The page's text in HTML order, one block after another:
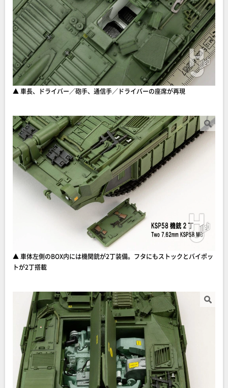
▲ 車長、ドライバー／砲手、通信手／ドライバーの座席が再現
▲ 車体左側のBOX内には機関銃が2丁装備。フタにもストックとバイポッ
トが2丁搭載